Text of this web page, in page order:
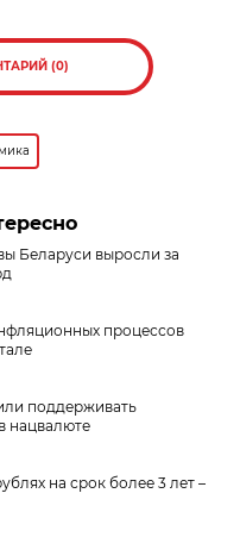
(0)
Беларуси выросли за
процессов
поддерживать
нацвалюте
на срок более 3 лет –